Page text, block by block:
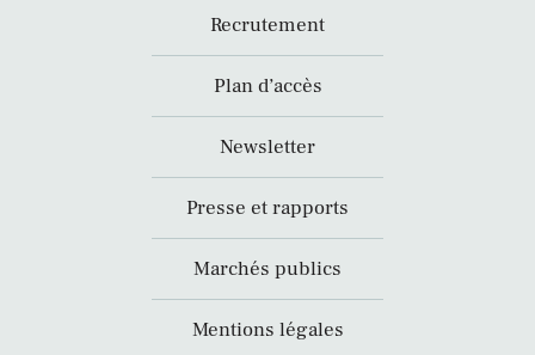
Recrutement
Plan d’accès
Newsletter
Presse et rapports
Marchés publics
Mentions légales